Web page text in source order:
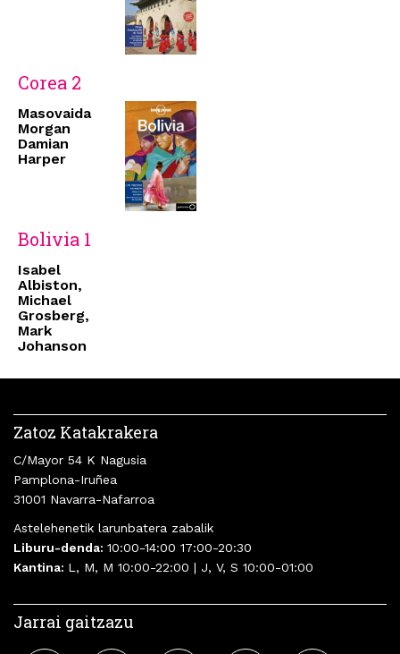
Corea 2
Masovaida
Morgan
Damian
Harper
Bolivia 1
Isabel
Albiston,
Michael
Grosberg,
Mark
Johanson
Zatoz Katakrakera
C/Mayor 54 K Nagusia
Pamplona-Iruñea
31001 Navarra-Nafarroa
Astelehenetik larunbatera zabalik
Liburu-denda: 10:00-14:00 17:00-20:30
Kantina: L, M, M 10:00-22:00 | J, V, S 10:00-01:00
Jarrai gaitzazu